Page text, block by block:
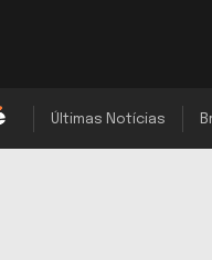
Últimas Notícias